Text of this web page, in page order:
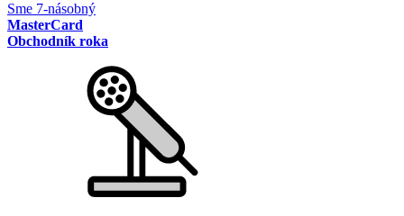
Sme 7-násobný
MasterCard
Obchodník roka